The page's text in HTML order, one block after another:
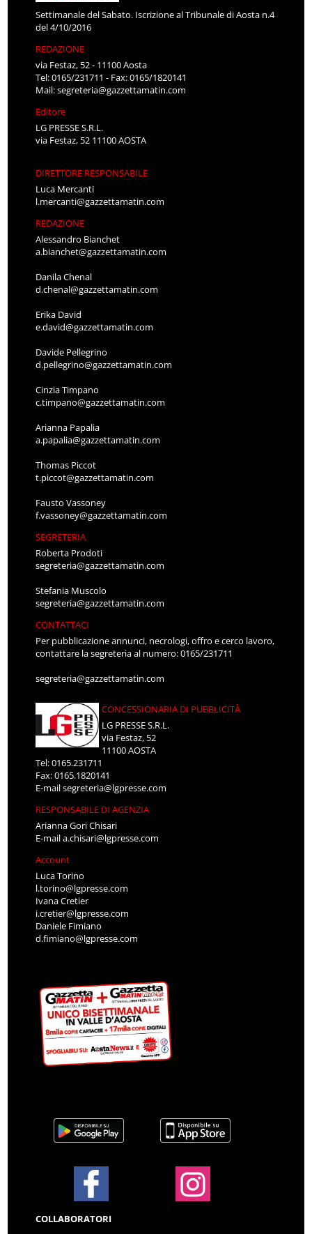
Settimanale del Sabato. Iscrizione al Tribunale di Aosta n.4
del 4/10/2016
REDAZIONE
via Festaz, 52 - 11100 Aosta
Tel: 0165/231711 - Fax: 0165/1820141
Mail:segreteria@gazzettamatin.com
Editore
LG PRESSE S.R.L.
via Festaz, 52 11100 AOSTA
DIRETTORE RESPONSABILE
Luca Mercanti
l.mercanti@gazzettamatin.com
REDAZIONE
Alessandro Bianchet
a.bianchet@gazzettamatin.com
Danila Chenal
d.chenal@gazzettamatin.com
Erika David
e.david@gazzettamatin.com
Davide Pellegrino
d.pellegrino@gazzettamatin.com
Cinzia Timpano
c.timpano@gazzettamatin.com
Arianna Papalia
a.papalia@gazzettamatin.com
Thomas Piccot
t.piccot@gazzettamatin.com
Fausto Vassoney
f.vassoney@gazzettamatin.com
SEGRETERIA
Roberta Prodoti
segreteria@gazzettamatin.com
Stefania Muscolo
segreteria@gazzettamatin.com
CONTATTACI
Per pubblicazione annunci, necrologi, offro e cerco lavoro,
contattare la segreteria al numero: 0165/231711
segreteria@gazzettamatin.com
CONCESSIONARIA DI PUBBLICITÀ
LG PRESSE S.R.L.
via Festaz, 52
11100 AOSTA
Tel: 0165.231711
Fax: 0165.1820141
E-mailsegreteria@lgpresse.com
RESPONSABILE DI AGENZIA
Arianna Gori Chisari
E-maila.chisari@lgpresse.com
Account
Luca Torino
l.torino@lgpresse.com
Ivana Cretier
i.cretier@lgpresse.com
Daniele Fimiano
d.fimiano@lgpresse.com
COLLABORATORI